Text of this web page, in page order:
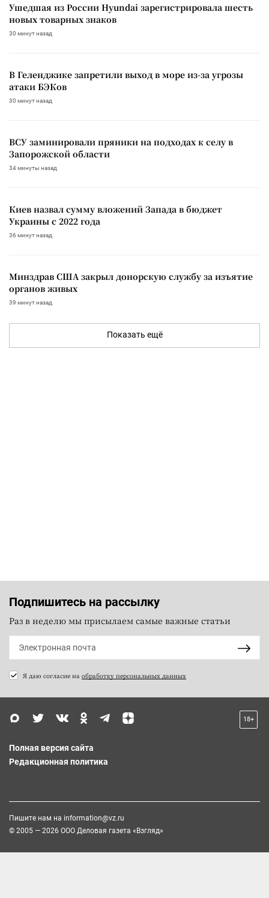
Ушедшая из России Hyundai зарегистрировала шесть
новых товарных знаков
30 минут назад
В Геленджике запретили выход в море из-за угрозы
атаки БЭКов
30 минут назад
ВСУ заминировали пряники на подходах к селу в
Запорожской области
34 минуты назад
Киев назвал сумму вложений Запада в бюджет
Украины с 2022 года
36 минут назад
Минздрав США закрыл донорскую службу за изъятие
органов живых
39 минут назад
Показать ещё
Подпишитесь на рассылку
Раз в неделю мы присылаем самые важные статьи
Я даю согласие на обработку персональных данных
18+
Полная версия сайта
Редакционная политика
Пишите нам на information@vz.ru
© 2005 — 2026 ООО Деловая газета «Взгляд»